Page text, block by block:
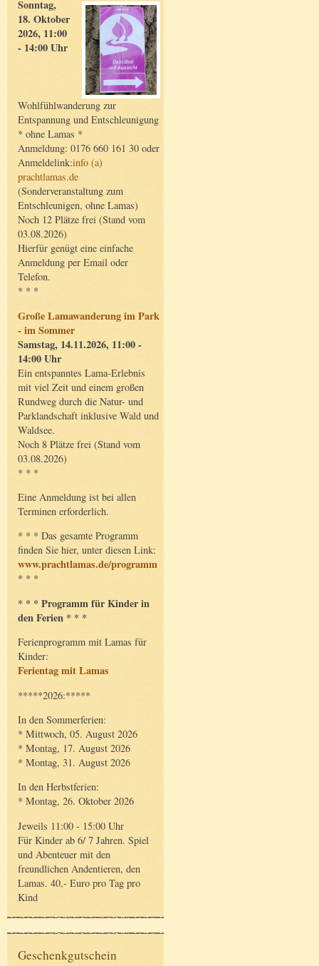
Sonntag,
18. Oktober
2026, 11:00
- 14:00 Uhr
Wohlfühlwanderung zur
Entspannung und Entschleunigung
* ohne Lamas *
Anmeldung: 0176 660 161 30 oder
Anmeldelink:info (a)
prachtlamas.de
(Sonderveranstaltung zum
Entschleunigen, ohne Lamas)
Noch 12 Plätze frei (Stand vom
03.08.2026)
Hierfür genügt eine einfache
Anmeldung per Email oder
Telefon.
* * *
Große Lamawanderung im Park
- im Sommer
Samstag, 14.11.2026, 11:00 -
14:00 Uhr
Ein entspanntes Lama-Erlebnis
mit viel Zeit und einem großen
Rundweg durch die Natur- und
Parklandschaft inklusive Wald und
Waldsee.
Noch 8 Plätze frei (Stand vom
03.08.2026)
* * *
Eine Anmeldung ist bei allen
Terminen erforderlich.
* * * Das gesamte Programm
finden Sie hier, unter diesen Link:
www.prachtlamas.de/programm
* * *
* * * Programm für Kinder in
den Ferien * * *
Ferienprogramm mit Lamas für
Kinder:
Ferientag mit Lamas
*****2026:*****
In den Sommerferien:
* Mittwoch, 05. August 2026
* Montag, 17. August 2026
* Montag, 31. August 2026
In den Herbstferien:
* Montag, 26. Oktober 2026
Jeweils 11:00 - 15:00 Uhr
Für Kinder ab 6/ 7 Jahren. Spiel
und Abenteuer mit den
freundlichen Andentieren, den
Lamas. 40,- Euro pro Tag pro
Kind
Geschenkgutschein